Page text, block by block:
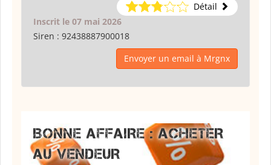
Détail
Inscrit le 07 mai 2026
Siren : 92438887900018
Envoyer un email à Mrgnx
BONNE AFFAIRE : ACHETER
AU VENDEUR